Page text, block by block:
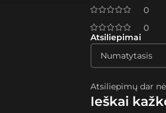
0
0
Atsiliepimai
Atsiliepimų dar
Ieškai